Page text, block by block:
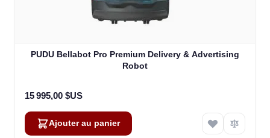
PUDU Bellabot Pro Premium Delivery & Advertising
Robot
15 995,00 $US
Ajouter au panier